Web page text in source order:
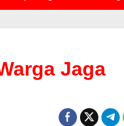
Jaga